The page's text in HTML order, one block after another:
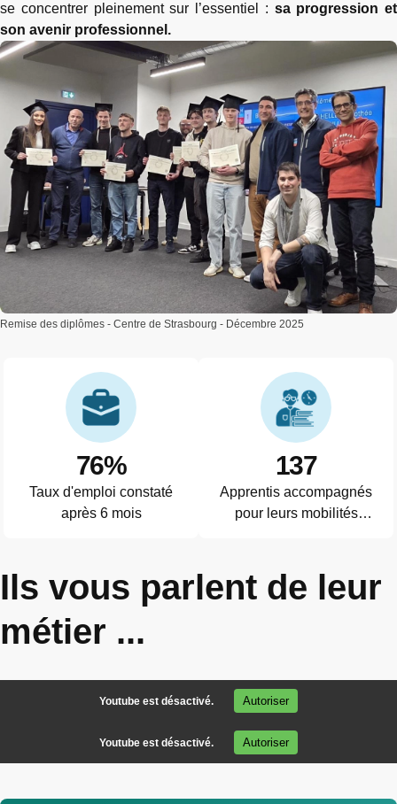
se concentrer pleinement sur l’essentiel : sa progression et
son avenir professionnel.
Remise des diplômes - Centre de Strasbourg - Décembre 2025
76%
Taux d'emploi constaté
après 6 mois
137
Apprentis accompagnés
pour leurs mobilités
Ils vous parlent de leur
métier ...
Youtube est désactivé. Autoriser
Youtube est désactivé. Autoriser